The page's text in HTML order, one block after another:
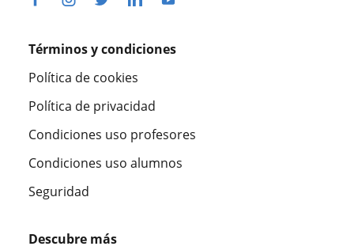
Términos y condiciones
Política de cookies
Política de privacidad
Condiciones uso profesores
Condiciones uso alumnos
Seguridad
Descubre más